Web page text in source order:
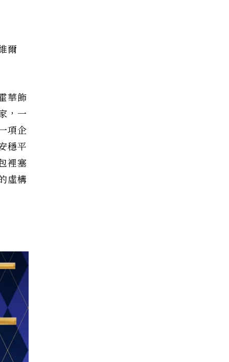
爾
華飾
，一
項企
穩平
裡塞
虛構